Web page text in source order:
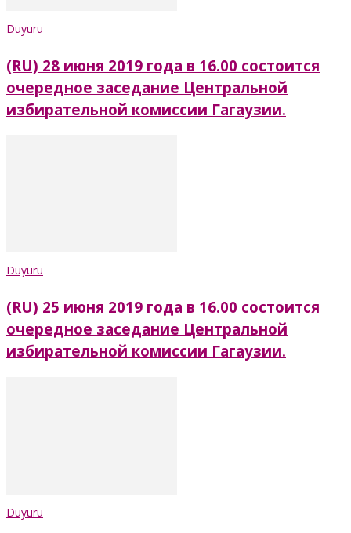
Duyuru
(RU) 28 июня 2019 года в 16.00 состоится
очередное заседание Центральной
избирательной комиссии Гагаузии.
Duyuru
(RU) 25 июня 2019 года в 16.00 состоится
очередное заседание Центральной
избирательной комиссии Гагаузии.
Duyuru